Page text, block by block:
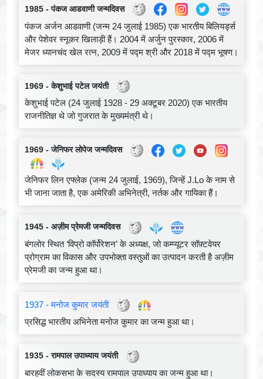
1985 - पंकज आडवाणी जन्मदिवस
पंकज अर्जन आडवाणी (जन्म 24 जुलाई 1985) एक भारतीय बिलियर्ड्स
और पेशेवर स्नूकर खिलाड़ी हैं। 2004 में अर्जुन पुरस्कार, 2006 में
मेजर ध्यानचंद खेल रत्न, 2009 में पद्म श्री और 2018 में पद्म भूषण।
1969 - केशुभाई पटेल जयंती
केशुभाई पटेल (24 जुलाई 1928 - 29 अक्टूबर 2020) एक भारतीय
राजनीतिज्ञ थे जो गुजरात के मुख्यमंत्री थे।
1969 - जेनिफर लोपेज जन्मदिवस
जेनिफर लिन एफ्लेक (जन्म 24 जुलाई, 1969), जिन्हें J.Lo के नाम से
भी जाना जाता है, एक अमेरिकी अभिनेत्री, नर्तक और गायिका हैं।
1945 - अज़ीम प्रेमजी जन्मदिवस
बंगलोर स्थित ‘विप्रो कॉर्पोरेशन’ के अध्यक्ष, जो कम्प्यूटर सॉफ़्टवेयर
प्रोग्राम का विकास और उपभोक्ता वस्तुओं का उत्पादन करती है अज़ीम
प्रेमजी का जन्म हुआ था।
1937 - मनोज कुमार जयंती
प्रसिद्ध भारतीय अभिनेता मनोज कुमार का जन्म हुआ था।
1935 - रामपाल उपाध्याय जयंती
बारहवीं लोकसभा के सदस्य रामपाल उपाध्याय का जन्म हुआ था।